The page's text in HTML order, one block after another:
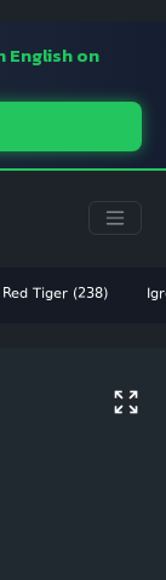
English on
Red Tiger (238)